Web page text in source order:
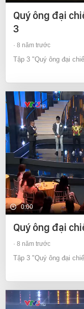
Quý ông đại
3
8 năm trước
Tập 3 "Quý ông đại
0:00
Quý ông đại
8 năm trước
Tập 3 "Quý ông đại